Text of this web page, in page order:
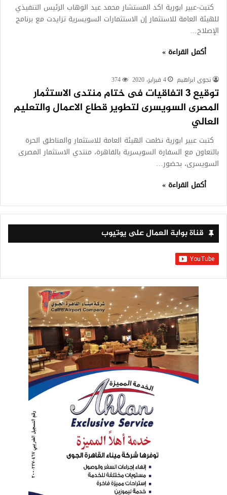
كتبت-عبير ابورية اكد المستشار محمد عبد الوهاب الرئيس التنفيذي
للهيئة العامة للاستثمار إن الاستثمارات السويسرية تزايدت مع برنامج
الإصلاح…
أكمل القراءة »
نجوى ابراهيم 4 فبراير، 2020 374
توقيع 3 اتفاقيات فى ختام منتدى الاستثمار
المصرى السويسرى لتطوير قطاع الاعمال والتعليم
العالي
كتبت عبير ابورية نظمت الهيئة العامة للاستثمار والمناطق الحرة
بالتعاون مع السفارة السويسرية بالقاهرة، منتدي الاستثمار المصرى
السويسرى، بحضور…
أكمل القراءة »
قناة بوابة العمال على يوتيوب